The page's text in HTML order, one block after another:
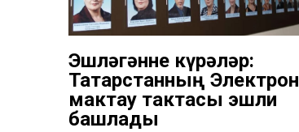
Эшләгәнне күрәләр:
Татарстанның Электрон
мактау тактасы эшли
башлады